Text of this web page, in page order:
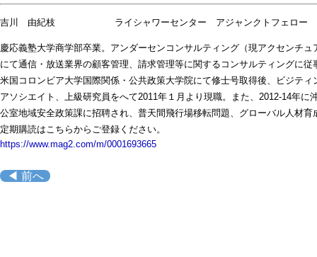
吉川 由紀枝 ライシャワーセンター アジャンクトフェロー
慶応義塾大学商学部卒業。アンダーセンコンサルティング（現アクセンチュ
にて通信・放送業界の顧客管理、請求管理等に関するコンサルティングに従
米国コロンビア大学国際関係・公共政策大学院にて修士号取得後、ビジティ
アソシエイト、上級研究員をへて2011年１月より現職。また、2012-14年に
公室地域安全政策課に招聘され、普天間飛行場移転問題、グローバル人材育
定期購読はこちらからご登録ください。
https://www.mag2.com/m/0001693665
◀ 前へ